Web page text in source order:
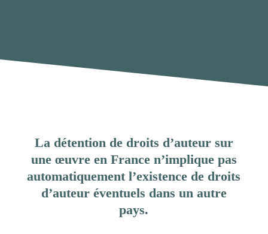
La détention de droits d’auteur sur
une œuvre en France n’implique pas
automatiquement l’existence de droits
d’auteur éventuels dans un autre
pays.